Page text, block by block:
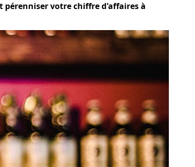
pérenniser votre chiffre d'affaires à